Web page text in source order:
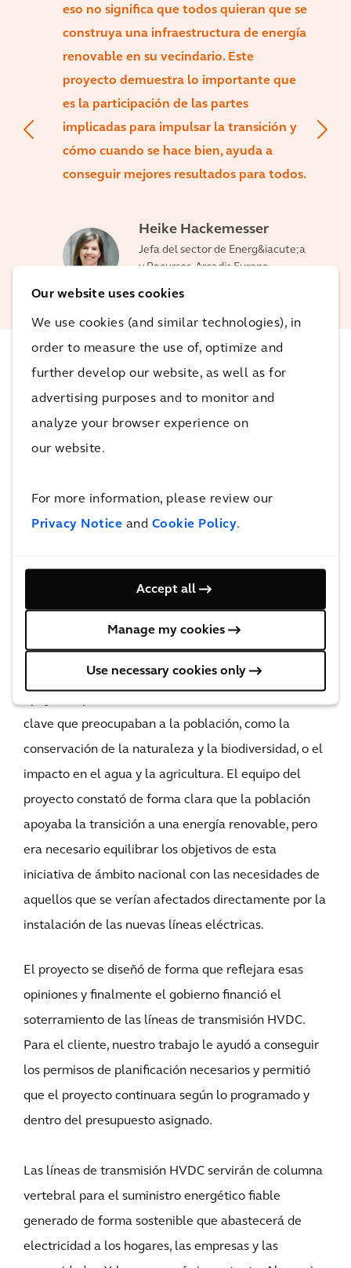
Our website uses cookies
We use cookies (and similar technologies), in
order to measure the use of, optimize and
further develop our website, as well as for
advertising purposes and to monitor and
analyze your browser experience on
our website.
For more information, please review our
Privacy Notice and Cookie Policy.
Accept all
Manage my cookies
Use necessary cookies only
eso no significa que todos quieran que se
construya una infraestructura de energía
renovable en su vecindario. Este
proyecto demuestra lo importante que
es la participación de las partes
implicadas para impulsar la transición y
cómo cuando se hace bien, ayuda a
conseguir mejores resultados para todos.
Heike Hackemesser
Jefa del sector de Energ&iacute;a
y Recursos, Arcadis Europa
El impacto
Al permitir que las personas participaran
activamente en el proceso de desarrollo, la
energética de Alemania se inició de una manera
beneficiosa para todas las partes implicadas.
Mediante la adopción de un nuevo enfoque en el
desarrollo de proyectos y el uso de tecnología para
recopilar el sentir de las partes interesadas y
responder de manera eficiente, pudimos asegurar el
clave que preocupaban a la población, como la
conservación de la naturaleza y la biodiversidad, o el
impacto en el agua y la agricultura. El equipo del
proyecto constató de forma clara que la población
apoyaba la transición a una energía renovable, pero
era necesario equilibrar los objetivos de esta
iniciativa de ámbito nacional con las necesidades de
aquellos que se verían afectados directamente por la
instalación de las nuevas líneas eléctricas.
El proyecto se diseñó de forma que reflejara esas
opiniones y finalmente el gobierno financió el
soterramiento de las líneas de transmisión HVDC.
Para el cliente, nuestro trabajo le ayudó a conseguir
los permisos de planificación necesarios y permitió
que el proyecto continuara según lo programado y
dentro del presupuesto asignado.
Las líneas de transmisión HVDC servirán de columna
vertebral para el suministro energético fiable
generado de forma sostenible que abastecerá de
electricidad a los hogares, las empresas y las